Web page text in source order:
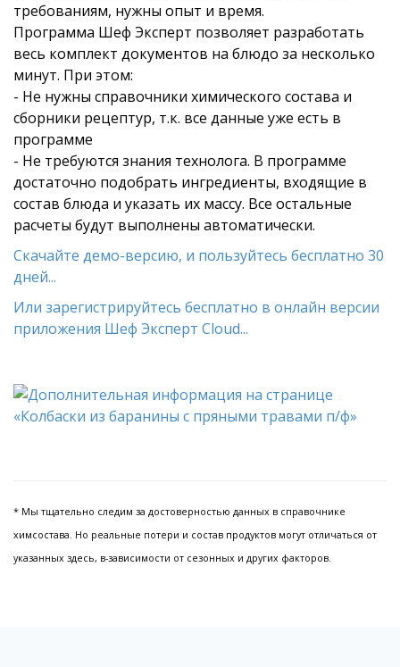
требованиям, нужны опыт и время.
Программа Шеф Эксперт позволяет разработать
весь комплект документов на блюдо за несколько
минут. При этом:
- Не нужны справочники химического состава и
сборники рецептур, т.к. все данные уже есть в
программе
- Не требуются знания технолога. В программе
достаточно подобрать ингредиенты, входящие в
состав блюда и указать их массу. Все остальные
расчеты будут выполнены автоматически.
Скачайте демо-версию, и пользуйтесь бесплатно 30
дней...
Или зарегистрируйтесь бесплатно в онлайн версии
приложения Шеф Эксперт Cloud...
* Мы тщательно следим за достоверностью данных в справочнике
химсостава. Но реальные потери и состав продуктов могут отличаться от
указанных здесь, в-зависимости от сезонных и других факторов.